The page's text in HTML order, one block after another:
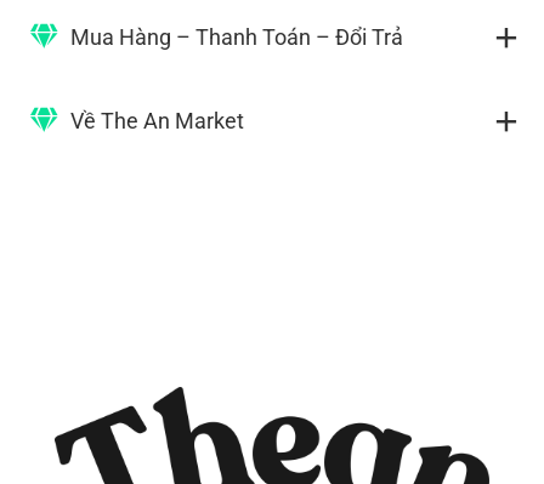
Mua Hàng – Thanh Toán – Đổi Trả
Về The An Market